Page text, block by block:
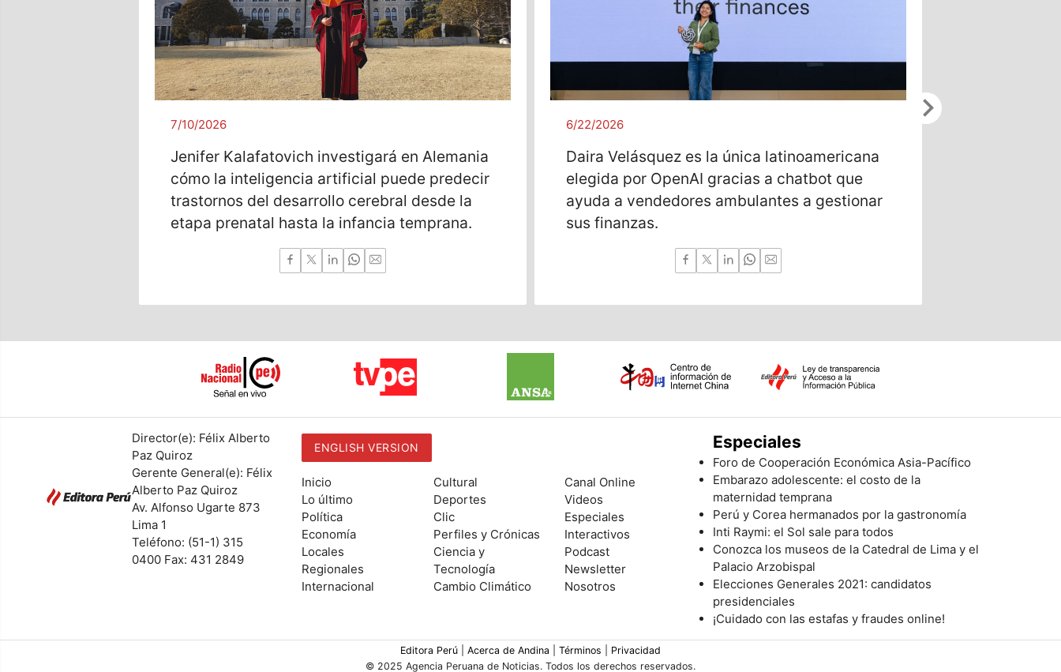
chevron_right
7/10/2026
Jenifer Kalafatovich investigará en Alemania
cómo la inteligencia artificial puede predecir
trastornos del desarrollo cerebral desde la
etapa prenatal hasta la infancia temprana.
6/22/2026
Daira Velásquez es la única latinoamericana
elegida por OpenAI gracias a chatbot que
ayuda a vendedores ambulantes a gestionar
sus finanzas.
Director(e): Félix Alberto
Paz Quiroz
Gerente General(e): Félix
Alberto Paz Quiroz
Av. Alfonso Ugarte 873
Lima 1
Teléfono: (51-1) 315
0400 Fax: 431 2849
ENGLISH VERSION
Inicio
Lo último
Política
Economía
Locales
Regionales
Internacional
Cultural
Deportes
Clic
Perfiles y Crónicas
Ciencia y
Tecnología
Cambio Climático
Canal Online
Videos
Especiales
Interactivos
Podcast
Newsletter
Nosotros
Especiales
Foro de Cooperación Económica Asia-Pacífico
Embarazo adolescente: el costo de la
maternidad temprana
Perú y Corea hermanados por la gastronomía
Inti Raymi: el Sol sale para todos
Conozca los museos de la Catedral de Lima y el
Palacio Arzobispal
Elecciones Generales 2021: candidatos
presidenciales
¡Cuidado con las estafas y fraudes online!
Editora Perú Acerca de Andina Términos
Privacidad
© 2025 Agencia Peruana de Noticias. Todos los derechos reservados.